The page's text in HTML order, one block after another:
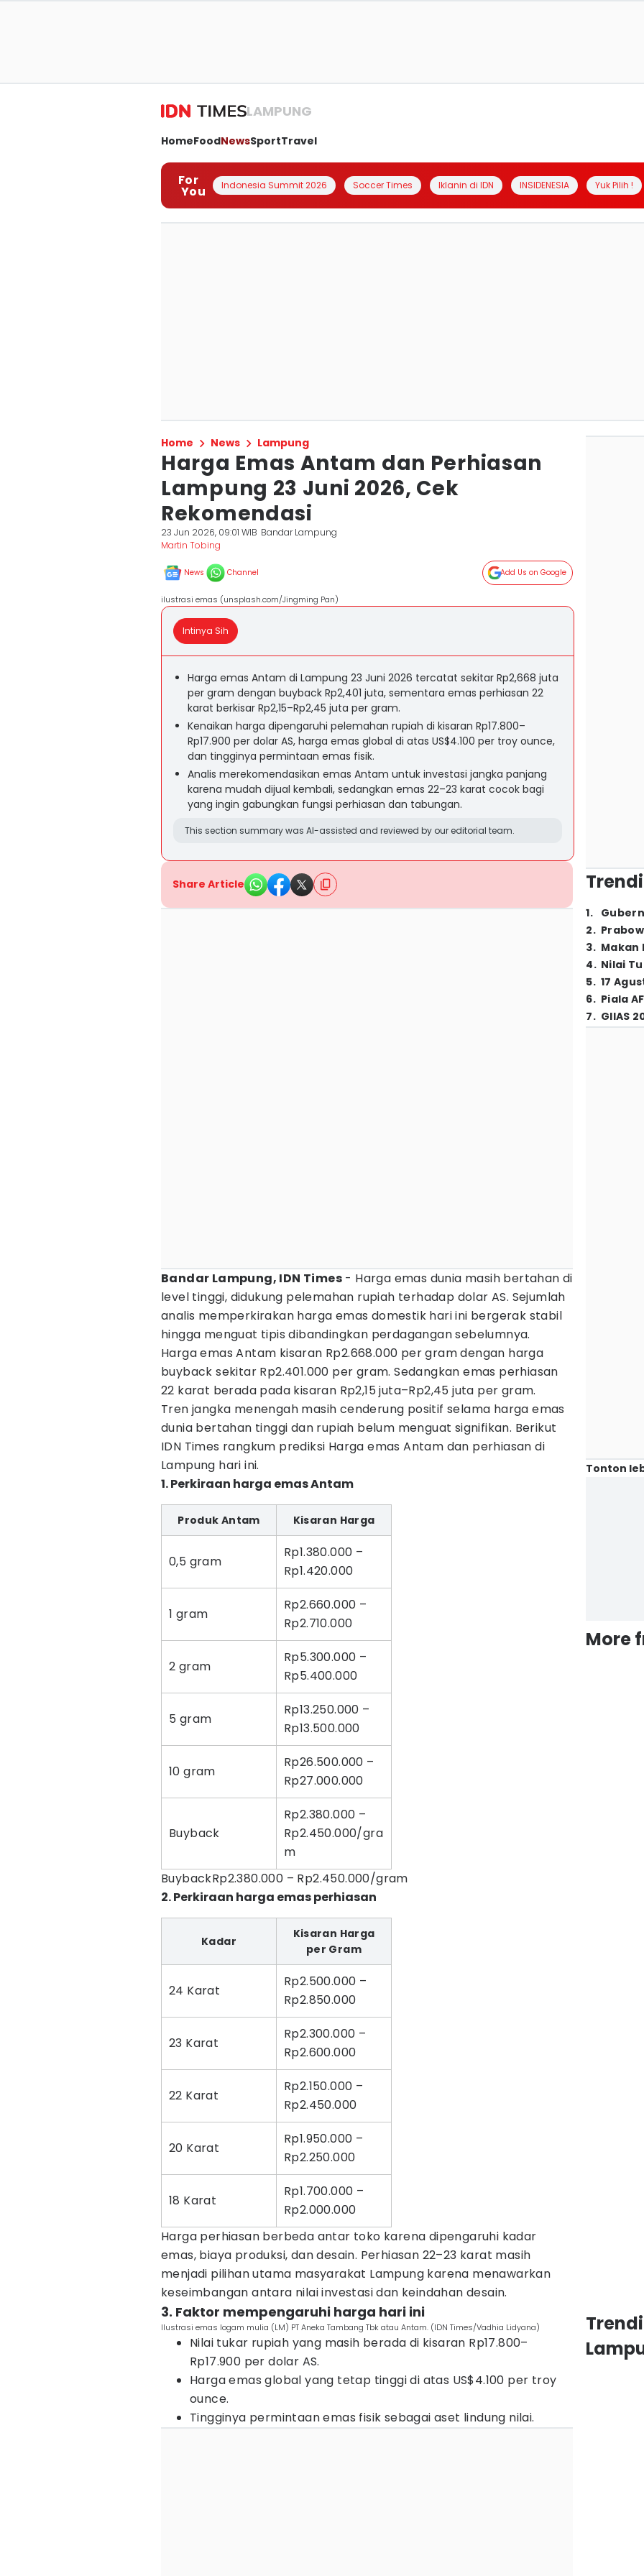
LAMPUNG
HomeFoodNewsSportTravel
For
You Indonesia Summit 2026 Soccer Times Iklanin di IDN INSIDENESIA Yuk Pilih !
Home News Lampung
Harga Emas Antam dan Perhiasan
Lampung 23 Juni 2026, Cek
Rekomendasi
23 Jun 2026, 09:01 WIB Bandar Lampung
Martin Tobing
News Channel Add Us on Google
ilustrasi emas (unsplash.com/Jingming Pan)
Intinya Sih
Harga emas Antam di Lampung 23 Juni 2026 tercatat sekitar Rp2,668 juta
per gram dengan buyback Rp2,401 juta, sementara emas perhiasan 22
karat berkisar Rp2,15–Rp2,45 juta per gram.
Kenaikan harga dipengaruhi pelemahan rupiah di kisaran Rp17.800–
Rp17.900 per dolar AS, harga emas global di atas US$4.100 per troy ounce,
dan tingginya permintaan emas fisik.
Analis merekomendasikan emas Antam untuk investasi jangka panjang
karena mudah dijual kembali, sedangkan emas 22–23 karat cocok bagi
yang ingin gabungkan fungsi perhiasan dan tabungan.
This section summary was AI-assisted and reviewed by our editorial team.
Share Article
Bandar Lampung, IDN Times - Harga emas dunia masih bertahan di
level tinggi, didukung pelemahan rupiah terhadap dolar AS. Sejumlah
analis memperkirakan harga emas domestik hari ini bergerak stabil
hingga menguat tipis dibandingkan perdagangan sebelumnya.
Harga emas Antam kisaran Rp2.668.000 per gram dengan harga
buyback sekitar Rp2.401.000 per gram. Sedangkan emas perhiasan
22 karat berada pada kisaran Rp2,15 juta–Rp2,45 juta per gram.
Tren jangka menengah masih cenderung positif selama harga emas
dunia bertahan tinggi dan rupiah belum menguat signifikan. Berikut
IDN Times rangkum prediksi Harga emas Antam dan perhiasan di
Lampung hari ini.
1. Perkiraan harga emas Antam
Produk Antam Kisaran Harga
0,5 gram
Rp1.380.000 –
Rp1.420.000
1 gram
Rp2.660.000 –
Rp2.710.000
2 gram
Rp5.300.000 –
Rp5.400.000
5 gram
Rp13.250.000 –
Rp13.500.000
10 gram
Rp26.500.000 –
Rp27.000.000
Buyback
Rp2.380.000 –
Rp2.450.000/gra
m
BuybackRp2.380.000 – Rp2.450.000/gram
2. Perkiraan harga emas perhiasan
Kadar
Kisaran Harga
per Gram
24 Karat
Rp2.500.000 –
Rp2.850.000
23 Karat
Rp2.300.000 –
Rp2.600.000
22 Karat
Rp2.150.000 –
Rp2.450.000
20 Karat
Rp1.950.000 –
Rp2.250.000
18 Karat
Rp1.700.000 –
Rp2.000.000
Harga perhiasan berbeda antar toko karena dipengaruhi kadar
emas, biaya produksi, dan desain. Perhiasan 22–23 karat masih
menjadi pilihan utama masyarakat Lampung karena menawarkan
keseimbangan antara nilai investasi dan keindahan desain.
3. Faktor mempengaruhi harga hari ini
Ilustrasi emas logam mulia (LM) PT Aneka Tambang Tbk atau Antam. (IDN Times/Vadhia Lidyana)
Nilai tukar rupiah yang masih berada di kisaran Rp17.800–
Rp17.900 per dolar AS.
Harga emas global yang tetap tinggi di atas US$4.100 per troy
ounce.
Tingginya permintaan emas fisik sebagai aset lindung nilai.
1.
2.
3. Makan
4. Nilai
5. 17
6. Piala
7. GIIAS
Tonton
More